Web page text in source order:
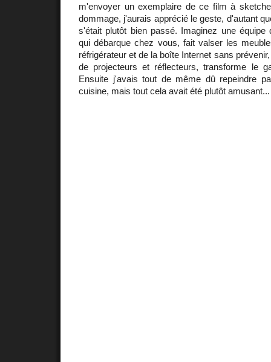
m'envoyer un exemplaire de ce film à
dommage, j'aurais apprécié le geste, d'autant
s'était plutôt bien passé. Imaginez une équipe
qui débarque chez vous, fait valser les
réfrigérateur et de la boîte Internet sans
de projecteurs et réflecteurs, transforme le
Ensuite j'avais tout de même dû repeindre
cuisine, mais tout cela avait été plutôt amusant...